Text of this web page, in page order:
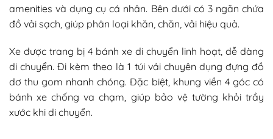
amenities và dụng cụ cá nhân. Bên dưới có 3 ngăn chứa
đồ vải sạch, giúp phân loại khăn, chăn, vải hiệu quả.
Xe được trang bị 4 bánh xe di chuyển linh hoạt, dễ dàng
di chuyển. Đi kèm theo là 1 túi vải chuyên dụng đựng đồ
dơ thu gom nhanh chóng. Đặc biệt, khung viền 4 góc có
bánh xe chống va chạm, giúp bảo vệ tường khỏi trầy
xước khi di chuyển.